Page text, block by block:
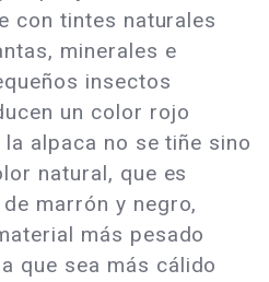
con tintes naturales
minerales e
insectos
un color rojo
alpaca no se tiñe sino
natural, que es
marrón y negro,
más pesado
que sea más cálido